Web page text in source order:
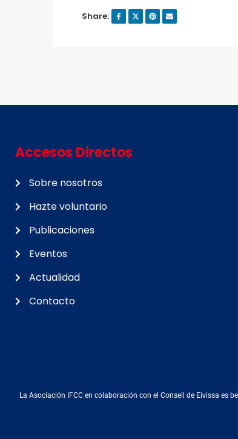
Share:
Accesos Directos
Sobre nosotros
Hazte voluntario
Publicaciones
Eventos
Actualidad
Contacto
La Asociación IFCC en colaboración con el Consell de Eivissa es